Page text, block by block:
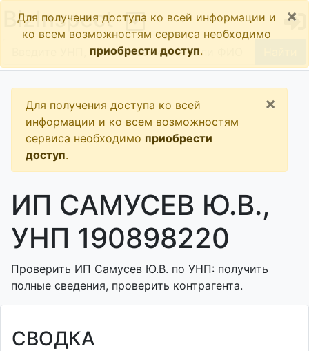
BizInspect
Для получения доступа ко всей информации и
ко всем возможностям сервиса необходимо
приобрести доступ.
×
Для получения доступа ко всей
информации и ко всем возможностям
сервиса необходимо приобрести
доступ.
×
ИП САМУСЕВ Ю.В.,
УНП 190898220
Проверить ИП Самусев Ю.В. по УНП: получить
полные сведения, проверить контрагента.
СВОДКА